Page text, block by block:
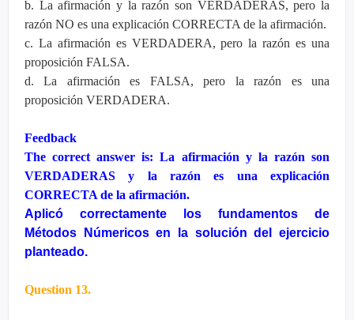
b. La afirmación y la razón son VERDADERAS, pero la
razón NO es una explicación CORRECTA de la afirmación.
c. La afirmación es VERDADERA, pero la razón es una
proposición FALSA.
d. La afirmación es FALSA, pero la razón es una
proposición VERDADERA.
Feedback
The correct answer is: La afirmación y la razón son
VERDADERAS y la razón es una explicación
CORRECTA de la afirmación.
Aplicó correctamente los fundamentos de
Métodos Númericos en la solución del ejercicio
planteado.
Question 13.